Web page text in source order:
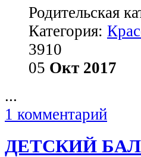
Родительская
Категория:
3910
05 Окт 2017
...
1 комментарий
ДЕТСКИЙ